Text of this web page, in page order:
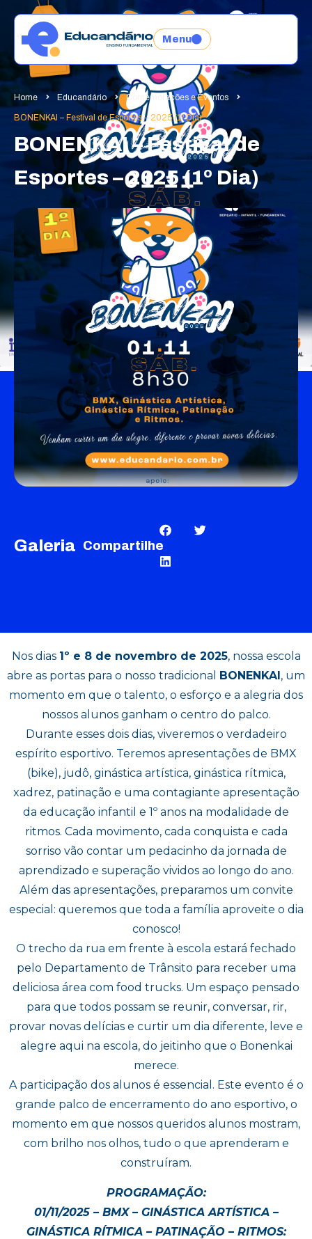
Menu
Home Educandário Comemorações e Eventos
BONENKAI – Festival de Esportes – 2025 (1º Dia)
BONENKAI – Festival de
Esportes – 2025 (1º Dia)
Galeria Compartilhe
Nos dias 1º e 8 de novembro de 2025, nossa escola
abre as portas para o nosso tradicional
BONENKAI , um
momento em que o talento, o esforço e a alegria dos
nossos alunos ganham o centro do palco.
Durante esses dois dias, viveremos o verdadeiro
espírito esportivo. Teremos apresentações de BMX
(bike), judô, ginástica artística, ginástica rítmica,
xadrez, patinação e uma contagiante apresentação
da educação infantil e 1º anos na modalidade de
ritmos. Cada movimento, cada conquista e cada
sorriso vão contar um pedacinho da jornada de
aprendizado e superação vividos ao longo do ano.
Além das apresentações, preparamos um convite
especial: queremos que toda a família aproveite o dia
conosco!
O trecho da rua em frente à escola estará fechado
pelo Departamento de Trânsito para receber uma
deliciosa área com food trucks. Um espaço pensado
para que todos possam se reunir, conversar, rir,
provar novas delícias e curtir um dia diferente, leve e
alegre aqui na escola, do jeitinho que o Bonenkai
merece.
A participação dos alunos é essencial. Este evento é o
grande palco de encerramento do ano esportivo, o
momento em que nossos queridos alunos mostram,
com brilho nos olhos, tudo o que aprenderam e
construíram.
PROGRAMAÇÃO:
01/11/2025 – BMX – GINÁSTICA ARTÍSTICA –
GINÁSTICA RÍTMICA – PATINAÇÃO – RITMOS: